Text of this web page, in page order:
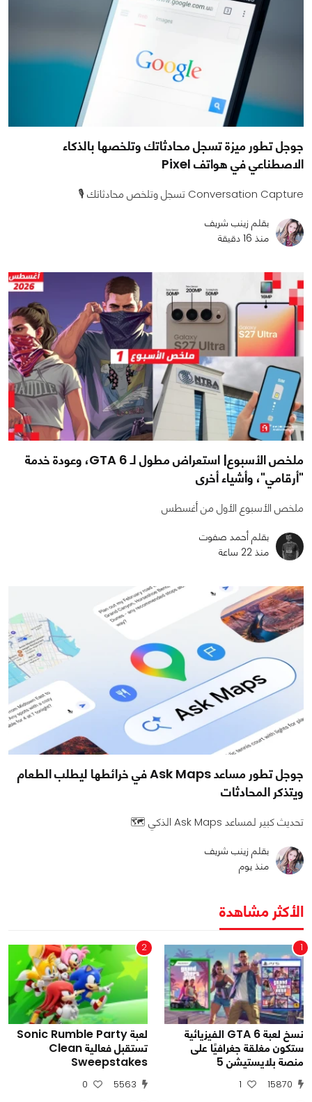
جوجل تطور ميزة تسجل محادثاتك وتلخصها بالذكاء
الاصطناعي في هواتف Pixel
Conversation Capture تسجل وتلخص محادثاتك 🎙️
بقلم زينب شريف
منذ 16 دقيقة
ملخص الأسبوع| استعراض مطول لـ GTA 6، وعودة خدمة
"أرقامي"، وأشياء أخرى
ملخص الأسبوع الأول من أغسطس
بقلم أحمد صفوت
منذ 22 ساعة
جوجل تطور مساعد Ask Maps في خرائطها ليطلب الطعام
ويتذكر المحادثات
تحديث كبير لمساعد Ask Maps الذكي 🗺️
بقلم زينب شريف
منذ يوم
الأكثر مشاهدة
1
نسخ لعبة GTA 6 الفيزيائية
ستكون مغلقة جغرافيًا على
منصة بلايستيشن 5
15870
1
2
لعبة Sonic Rumble Party
تستقبل فعالية Clean
Sweepstakes
5563
0